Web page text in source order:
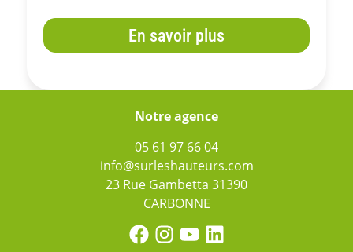
En savoir plus
Notre agence
05 61 97 66 04
info@surleshauteurs.com
23 Rue Gambetta 31390
CARBONNE